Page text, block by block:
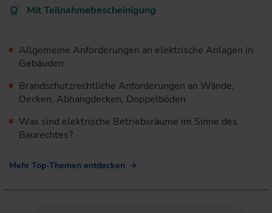
Mit Teilnahmebescheinigung
Allgemeine Anforderungen an elektrische Anlagen in
Gebäuden
Brandschutzrechtliche Anforderungen an Wände,
Decken, Abhangdecken, Doppelböden
Was sind elektrische Betriebsräume im Sinne des
Baurechtes?
Mehr Top-Themen entdecken